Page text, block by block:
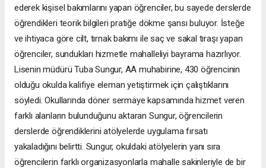
ederek kişisel bakımlarını yapan öğrenciler, bu sayede derslerde
öğrendikleri teorik bilgileri pratiğe dökme şansı buluyor. İsteğe
ve ihtiyaca göre cilt, tırnak bakımı ile saç ve sakal tıraşı yapan
öğrenciler, sundukları hizmetle mahalleliyi bayrama hazırlıyor.
Lisenin müdürü Tuba Sungur, AA muhabirine, 430 öğrencinin
olduğu okulda kalifiye eleman yetiştirmek için çalıştıklarını
söyledi. Okullarında döner sermaye kapsamında hizmet veren
farklı alanların bulunduğunu aktaran Sungur, öğrencilerin
derslerde öğrendiklerini atölyelerde uygulama fırsatı
yakaladığını belirtti. Sungur, okuldaki atölyelerin yanı sıra
öğrencilerin farklı organizasyonlarla mahalle sakinleriyle de bir